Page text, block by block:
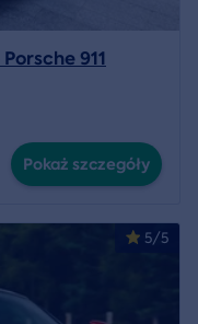
911
Pokaż szczegóły
5/5